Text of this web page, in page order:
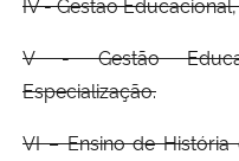
V - Gestão
Especialização.
VI – Ensino de